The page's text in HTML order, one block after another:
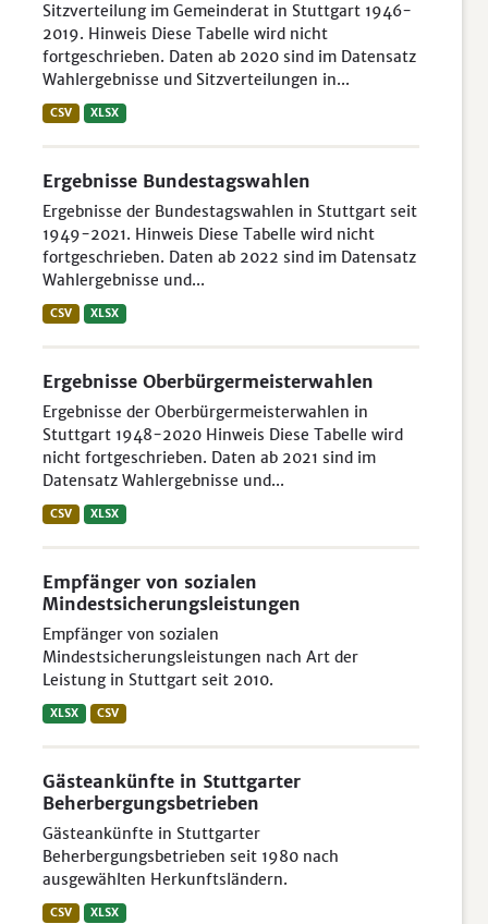
Sitzverteilung im Gemeinderat in Stuttgart 1946-
2019. Hinweis Diese Tabelle wird nicht
fortgeschrieben. Daten ab 2020 sind im Datensatz
Wahlergebnisse und Sitzverteilungen in...
CSV XLSX
Ergebnisse Bundestagswahlen
Ergebnisse der Bundestagswahlen in Stuttgart seit
1949-2021. Hinweis Diese Tabelle wird nicht
fortgeschrieben. Daten ab 2022 sind im Datensatz
Wahlergebnisse und...
CSV XLSX
Ergebnisse Oberbürgermeisterwahlen
Ergebnisse der Oberbürgermeisterwahlen in
Stuttgart 1948-2020 Hinweis Diese Tabelle wird
nicht fortgeschrieben. Daten ab 2021 sind im
Datensatz Wahlergebnisse und...
CSV XLSX
Empfänger von sozialen
Mindestsicherungsleistungen
Empfänger von sozialen
Mindestsicherungsleistungen nach Art der
Leistung in Stuttgart seit 2010.
XLSX CSV
Gästeankünfte in Stuttgarter
Beherbergungsbetrieben
Gästeankünfte in Stuttgarter
Beherbergungsbetrieben seit 1980 nach
ausgewählten Herkunftsländern.
CSV XLSX